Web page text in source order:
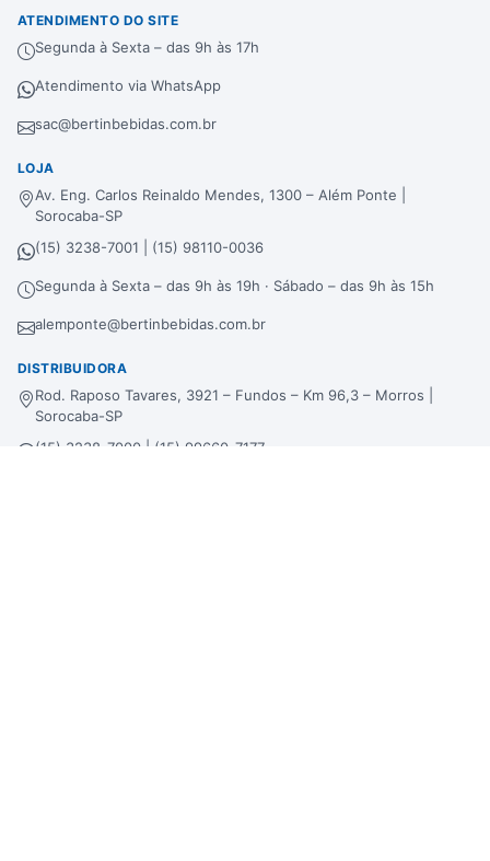
ATENDIMENTO DO SITE
Segunda à Sexta – das 9h às 17h
Atendimento via WhatsApp
sac@bertinbebidas.com.br
LOJA
Av. Eng. Carlos Reinaldo Mendes, 1300 – Além Ponte |
Sorocaba-SP
(15) 3238-7001 | (15) 98110-0036
Segunda à Sexta – das 9h às 19h · Sábado – das 9h às 15h
alemponte@bertinbebidas.com.br
DISTRIBUIDORA
Rod. Raposo Tavares, 3921 – Fundos – Km 96,3 – Morros |
Sorocaba-SP
(15) 3238-7000 | (15) 99660-7177